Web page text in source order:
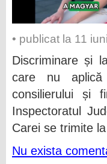
• publicat la 11
Discriminare și
care nu aplică
consilierului și
Inspectoratul
Carei se trimite
Nu exista